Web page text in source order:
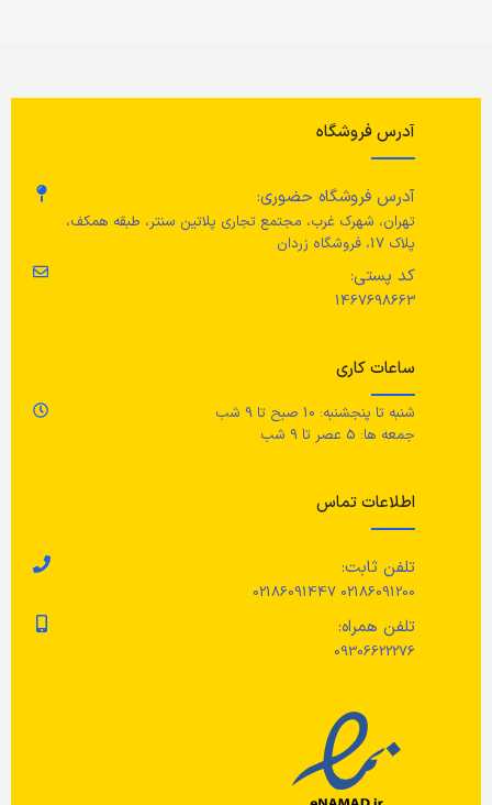
آدرس فروشگاه
آدرس فروشگاه حضوری:
تهران، شهرک غرب، مجتمع تجاری پلاتین سنتر، طبقه همکف،
پلاک 17، فروشگاه زردان
کد پستی:
1467698663
ساعات کاری
شنبه تا پنجشنبه: 10 صبح تا 9 شب
جمعه ها: 5 عصر تا 9 شب
اطلاعات تماس
تلفن ثابت:
02186091200 02186091447
تلفن همراه:
09306622276